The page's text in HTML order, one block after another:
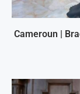
Cameroun |